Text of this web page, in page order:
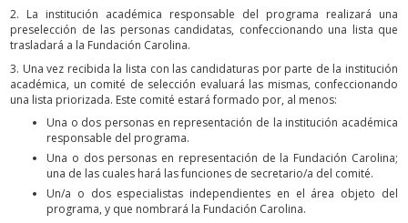
2. La institución académica responsable del programa realizará una
preselección de las personas candidatas, confeccionando una lista que
trasladará a la Fundación Carolina.
3. Una vez recibida la lista con las candidaturas por parte de la institución
académica, un comité de selección evaluará las mismas, confeccionando
una lista priorizada. Este comité estará formado por, al menos:
Una o dos personas en representación de la institución académica
responsable del programa.
Una o dos personas en representación de la Fundación Carolina;
una de las cuales hará las funciones de secretario/a del comité.
Un/a o dos especialistas independientes en el área objeto del
programa, y que nombrará la Fundación Carolina.